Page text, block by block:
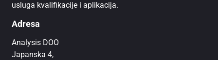
usluga kvalifikacije i aplikacija.
Adresa
Analysis DOO
Japanska 4,